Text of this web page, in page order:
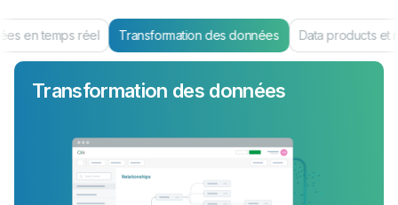
en temps réel Transformation des données Data products et
Transformation des données